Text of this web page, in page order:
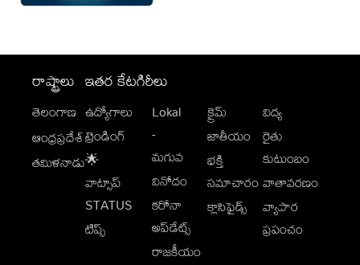
రాష్ట్రాలు
తెలంగాణ
ఆంధ్రప్రదేశ్
తమిళనాడు
ఇతర కేటగిరీలు
ఉద్యోగాలు
ట్రెండింగ్
🌟
వాట్సాప్
STATUS
టిప్స్
Lokal
-
మగువ
వినోదం
కరోనా
అప్‌డేట్స్
రాజకీయం
క్రైమ్
జాతీయం
భక్తి
సమాచారం
క్లాసిఫైడ్స్
విద్య
రైతు
కుటుంబం
వాతావరణం
వ్యాపార
ప్రపంచం